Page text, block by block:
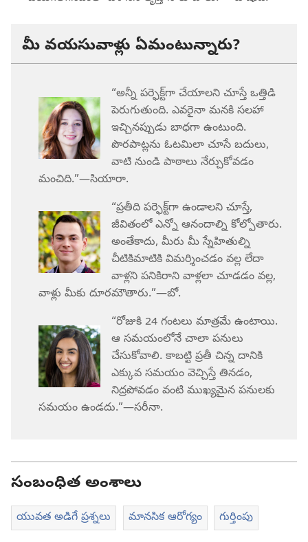
మీ వయసువాళ్లు ఏమంటున్నారు?
“అన్నీ పర్ఫెక్ట్‌గా చేయాలని చూస్తే ఒత్తిడి
పెరుగుతుంది. ఎవరైనా మనకి సలహా
ఇచ్చినప్పుడు బాధగా ఉంటుంది.
పొరపాట్లను ఓటమిలా చూసే బదులు,
వాటి నుండి పాఠాలు నేర్చుకోవడం
మంచిది.”​—సియారా.
“ప్రతీది పర్ఫెక్ట్‌గా ఉండాలని చూస్తే,
జీవితంలో ఎన్నో ఆనందాల్ని కోల్పోతారు.
అంతేకాదు, మీరు మీ స్నేహితుల్ని
చీటికిమాటికి విమర్శించడం వల్ల లేదా
వాళ్లని పనికిరాని వాళ్లలా చూడడం వల్ల,
వాళ్లు మీకు దూరమౌతారు.”​—బో.
“రోజుకి 24 గంటలు మాత్రమే ఉంటాయి.
ఆ సమయంలోనే చాలా పనులు
చేసుకోవాలి. కాబట్టి ప్రతీ చిన్న దానికి
ఎక్కువ సమయం వెచ్చిస్తే తినడం,
నిద్రపోవడం వంటి ముఖ్యమైన పనులకు
సమయం ఉండదు.”​—సరీనా.
సంబంధిత అంశాలు
యువత అడిగే ప్రశ్నలు మానసిక ఆరోగ్యం గుర్తింపు